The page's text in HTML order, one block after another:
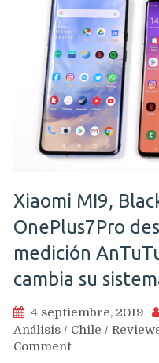
Xiaomi MI9,
OnePlus7Pro
medición
cambia su
4 septiembre, 2019
Análisis / Chile /
Commenton